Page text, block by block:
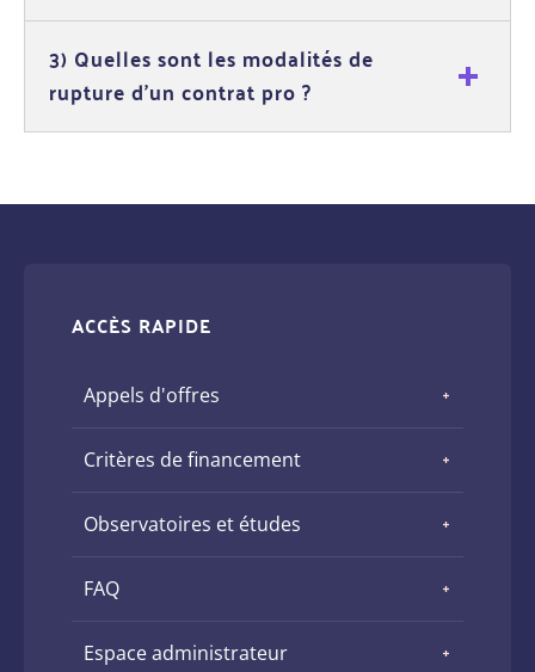
3) Quelles sont les modalités de
rupture d'un contrat pro ?
ACCÈS RAPIDE
Appels d'offres
Critères de financement
Observatoires et études
FAQ
Espace administrateur